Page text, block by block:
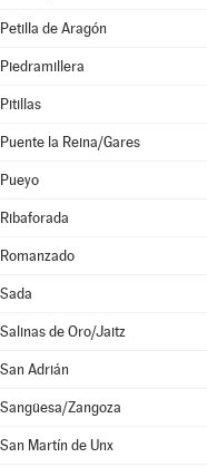
Petilla de Aragón
Piedramillera
Pitillas
Puente la Reina/Gares
Pueyo
Ribaforada
Romanzado
Sada
Salinas de Oro/Jaitz
San Adrián
Sangüesa/Zangoza
San Martín de Unx